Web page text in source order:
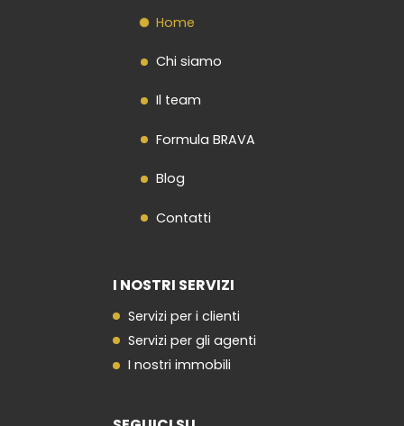
Home
Chi siamo
Il team
Formula BRAVA
Blog
Contatti
I NOSTRI SERVIZI
Servizi per i clienti
Servizi per gli agenti
I nostri immobili